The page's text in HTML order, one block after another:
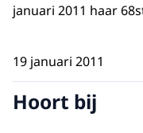
januari 2011 haar
19 januari 2011
Hoort bij